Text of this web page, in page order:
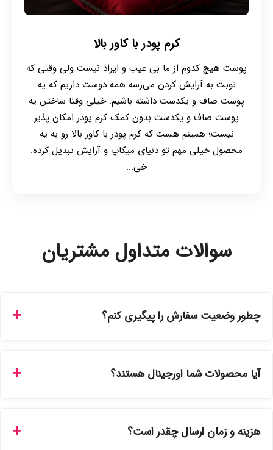
کرم پودر با کاور بالا
پوست هیچ کدوم از ما بی عیب و ایراد نیست ولی وقتی که
نوبت به آرایش کردن می‌رسه همه دوست داریم که یه
پوست صاف و یکدست داشته باشیم. خیلی وقتا ساختن یه
پوست صاف و یکدست بدون کمک کرم پودر امکان پذیر
نیست؛ همینم هست که کرم پودر با کاور بالا رو به یه
محصول خیلی مهم تو دنیای میکاپ و آرایش تبدیل کرده.
خی...
سوالات متداول مشتریان
چطور وضعیت سفارش را پیگیری کنم؟
سفارشات در سایت، وضعیت لحظه‌ای مرسوله را مشاهده کنید.
آیا محصولات شما اورجینال هستند؟
نمایندگی‌های معتبر تهیه شده و دارای بچ‌کد قابل استعلام هستند.
هزینه و زمان ارسال چقدر است؟